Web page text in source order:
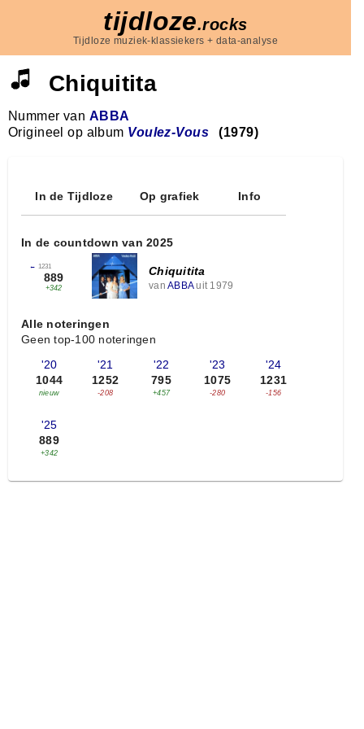
tijdloze.rocks
Tijdloze muziek-klassiekers + data-analyse
Chiquitita
Nummer van ABBA
Origineel op album Voulez-Vous (1979)
In de Tijdloze Op grafiek Info
In de countdown van 2025
← 1231
889
+342
Chiquitita
van ABBAuit 1979
Alle noteringen
Geen top-100 noteringen
'20
1044
nieuw
'21
1252
-208
'22
795
+457
'23
1075
-280
'24
1231
-156
'25
889
+342